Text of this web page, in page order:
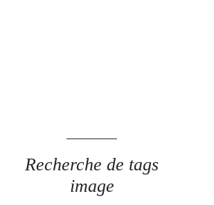
Recherche de tags
image